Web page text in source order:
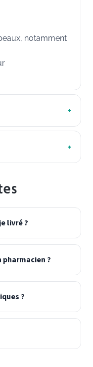
notamment
livré ?
pharmacien ?
?